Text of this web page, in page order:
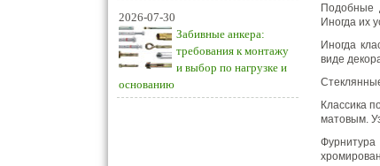
2026-07-30
Забивные анкера:
требования к монтажу
и выбор по нагрузке и
основанию
Подобные
Иногда их
Иногда
виде
Классика
матовым.